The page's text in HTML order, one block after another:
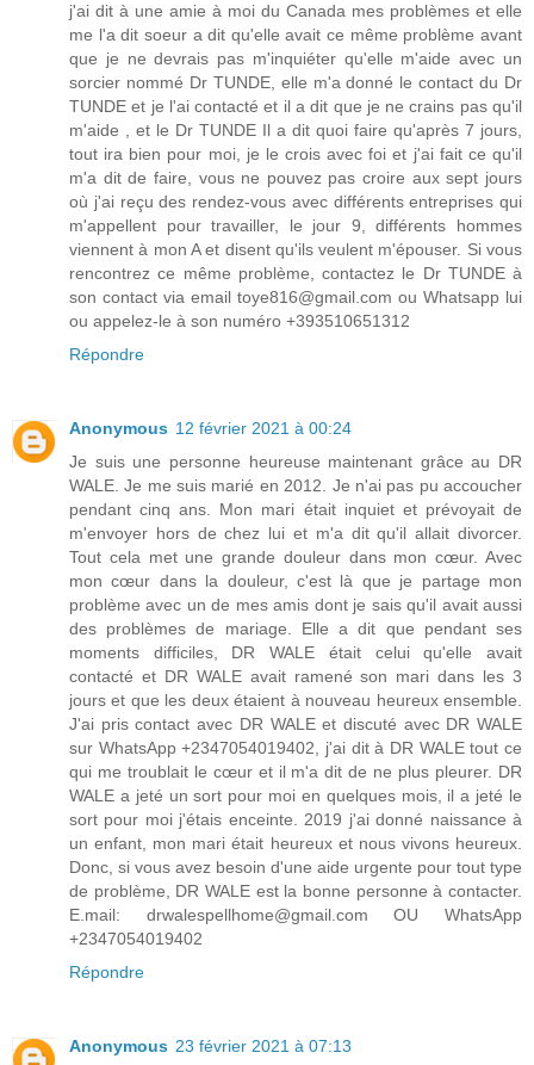
j'ai dit à une amie à moi du Canada mes problèmes et elle
me l'a dit soeur a dit qu'elle avait ce même problème avant
que je ne devrais pas m'inquiéter qu'elle m'aide avec un
sorcier nommé Dr TUNDE, elle m'a donné le contact du Dr
TUNDE et je l'ai contacté et il a dit que je ne crains pas qu'il
m'aide , et le Dr TUNDE Il a dit quoi faire qu'après 7 jours,
tout ira bien pour moi, je le crois avec foi et j'ai fait ce qu'il
m'a dit de faire, vous ne pouvez pas croire aux sept jours
où j'ai reçu des rendez-vous avec différents entreprises qui
m'appellent pour travailler, le jour 9, différents hommes
viennent à mon A et disent qu'ils veulent m'épouser. Si vous
rencontrez ce même problème, contactez le Dr TUNDE à
son contact via email toye816@gmail.com ou Whatsapp lui
ou appelez-le à son numéro +393510651312
Répondre
Anonymous 12 février 2021 à 00:24
Je suis une personne heureuse maintenant grâce au DR
WALE. Je me suis marié en 2012. Je n'ai pas pu accoucher
pendant cinq ans. Mon mari était inquiet et prévoyait de
m'envoyer hors de chez lui et m'a dit qu'il allait divorcer.
Tout cela met une grande douleur dans mon cœur. Avec
mon cœur dans la douleur, c'est là que je partage mon
problème avec un de mes amis dont je sais qu'il avait aussi
des problèmes de mariage. Elle a dit que pendant ses
moments difficiles, DR WALE était celui qu'elle avait
contacté et DR WALE avait ramené son mari dans les 3
jours et que les deux étaient à nouveau heureux ensemble.
J'ai pris contact avec DR WALE et discuté avec DR WALE
sur WhatsApp +2347054019402, j'ai dit à DR WALE tout ce
qui me troublait le cœur et il m'a dit de ne plus pleurer. DR
WALE a jeté un sort pour moi en quelques mois, il a jeté le
sort pour moi j'étais enceinte. 2019 j'ai donné naissance à
un enfant, mon mari était heureux et nous vivons heureux.
Donc, si vous avez besoin d'une aide urgente pour tout type
de problème, DR WALE est la bonne personne à contacter.
E.mail: drwalespellhome@gmail.com OU WhatsApp
+2347054019402
Répondre
Anonymous 23 février 2021 à 07:13